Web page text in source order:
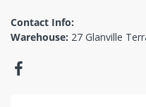
Contact Info:
Warehouse: 27 Glanville